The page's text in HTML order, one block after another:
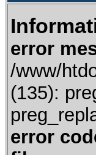
error
/www/
(135):
error